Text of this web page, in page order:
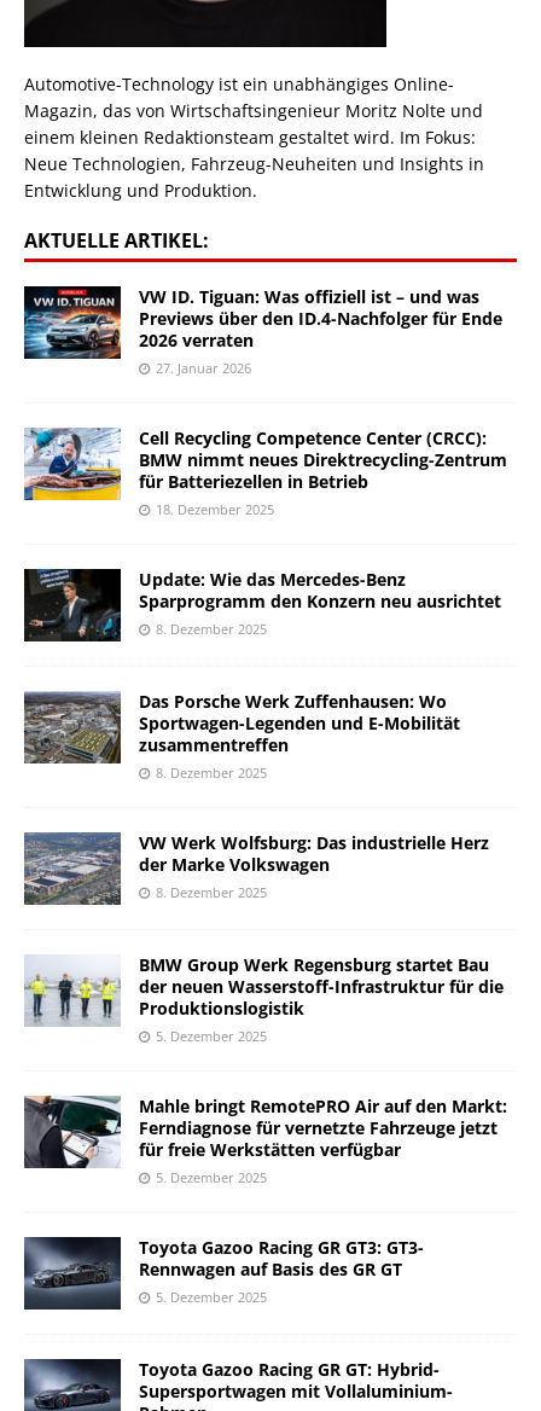
Automotive-Technology ist ein unabhängiges Online-
Magazin, das von Wirtschaftsingenieur Moritz Nolte und
einem kleinen Redaktionsteam gestaltet wird. Im Fokus:
Neue Technologien, Fahrzeug-Neuheiten und Insights in
Entwicklung und Produktion.
AKTUELLE ARTIKEL:
VW ID. Tiguan: Was offiziell ist – und was
Previews über den ID.4-Nachfolger für Ende
2026 verraten
27. Januar 2026
Cell Recycling Competence Center (CRCC):
BMW nimmt neues Direktrecycling-Zentrum
für Batteriezellen in Betrieb
18. Dezember 2025
Update: Wie das Mercedes-Benz
Sparprogramm den Konzern neu ausrichtet
8. Dezember 2025
Das Porsche Werk Zuffenhausen: Wo
Sportwagen-Legenden und E-Mobilität
zusammentreffen
8. Dezember 2025
VW Werk Wolfsburg: Das industrielle Herz
der Marke Volkswagen
8. Dezember 2025
BMW Group Werk Regensburg startet Bau
der neuen Wasserstoff-Infrastruktur für die
Produktionslogistik
5. Dezember 2025
Mahle bringt RemotePRO Air auf den Markt:
Ferndiagnose für vernetzte Fahrzeuge jetzt
für freie Werkstätten verfügbar
5. Dezember 2025
Toyota Gazoo Racing GR GT3: GT3-
Rennwagen auf Basis des GR GT
5. Dezember 2025
Toyota Gazoo Racing GR GT: Hybrid-
Supersportwagen mit Vollaluminium-